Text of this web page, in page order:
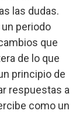
las dudas.
periodo
que
de lo que
principio de
respuestas a
como un